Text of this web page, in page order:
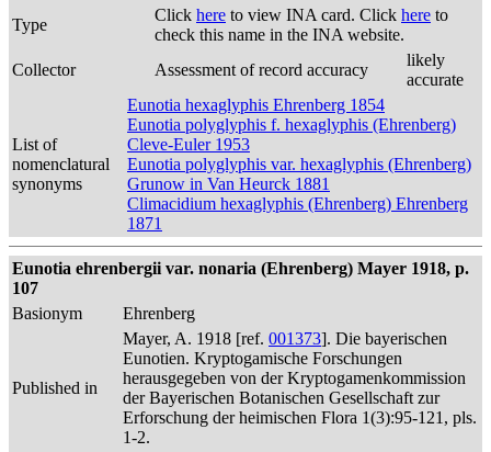
Type
Click here to view INA card. Click here to
check this name in the INA website.
Collector
Assessment of record accuracy
likely
accurate
List of
nomenclatural
synonyms
Eunotia hexaglyphis Ehrenberg 1854
Eunotia polyglyphis f. hexaglyphis (Ehrenberg)
Cleve-Euler 1953
Eunotia polyglyphis var. hexaglyphis (Ehrenberg)
Grunow in Van Heurck 1881
Climacidium hexaglyphis (Ehrenberg) Ehrenberg
1871
Eunotia ehrenbergii var. nonaria (Ehrenberg) Mayer 1918, p.
107
Basionym
Ehrenberg
Published in
Mayer, A. 1918 [ref. 001373]. Die bayerischen
Eunotien. Kryptogamische Forschungen
herausgegeben von der Kryptogamenkommission
der Bayerischen Botanischen Gesellschaft zur
Erforschung der heimischen Flora 1(3):95-121, pls.
1-2.